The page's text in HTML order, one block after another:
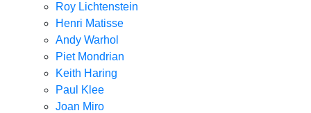
Roy Lichtenstein
Henri Matisse
Andy Warhol
Piet Mondrian
Keith Haring
Paul Klee
Joan Miro